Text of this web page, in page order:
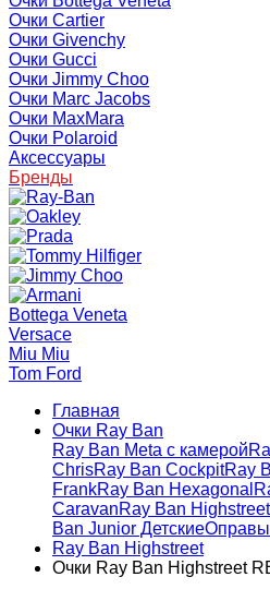
Очки Cartier
Очки Givenchy
Очки Gucci
Очки Jimmy Choo
Очки Marc Jacobs
Очки MaxMara
Очки Polaroid
Аксессуары
Бренды
Bottega Veneta
Versace
Miu Miu
Tom Ford
Главная
Очки Ray Ban
Ray Ban Meta с камерой
ChrisRay Ban CockpitRay
FrankRay Ban Hexagonal
CaravanRay Ban Highstreet
Ban Junior ДетскиеОправы
Ray Ban Highstreet
Очки Ray Ban Highstreet